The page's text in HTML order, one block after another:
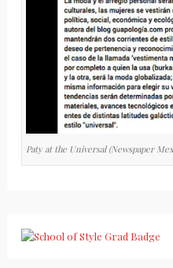
Paty at the Universal (Newspaper